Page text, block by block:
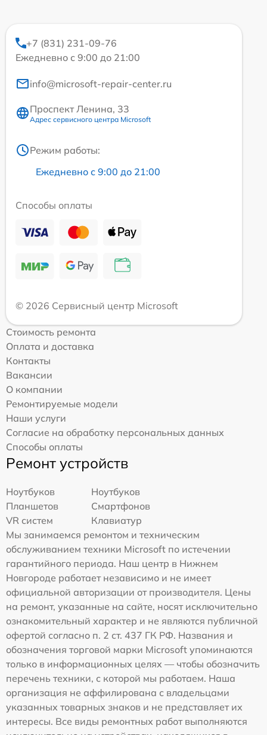
+7 (831) 231-09-76
Ежедневно с 9:00 до 21:00
info@microsoft-repair-center.ru
Проспект Ленина, 33
Адрес сервисного центра Microsoft
Режим работы:
Ежедневно с 9:00 до 21:00
Способы оплаты
© 2026 Сервисный центр Microsoft
Стоимость ремонта
Оплата и доставка
Контакты
Вакансии
О компании
Ремонтируемые модели
Наши услуги
Согласие на обработку персональных данных
Способы оплаты
Ремонт устройств
Ноутбуков
Ноутбуков
Планшетов
Смартфонов
VR систем
Клавиатур
Мы занимаемся ремонтом и техническим
обслуживанием техники Microsoft по истечении
гарантийного периода. Наш центр в Нижнем
Новгороде работает независимо и не имеет
официальной авторизации от производителя. Цены
на ремонт, указанные на сайте, носят исключительно
ознакомительный характер и не являются публичной
офертой согласно п. 2 ст. 437 ГК РФ. Названия и
обозначения торговой марки Microsoft упоминаются
только в информационных целях — чтобы обозначить
перечень техники, с которой мы работаем. Наша
организация не аффилирована с владельцами
указанных товарных знаков и не представляет их
интересы. Все виды ремонтных работ выполняются